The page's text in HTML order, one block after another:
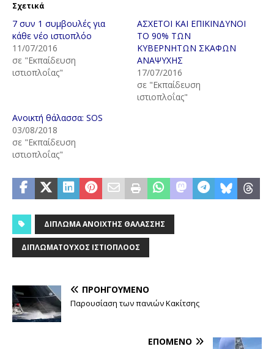
Σχετικά
7 συν 1 συμβουλές για
κάθε νέο ιστιοπλόο
11/07/2016
σε "Εκπαίδευση
ιστιοπλοΐας"
ΑΣΧΕΤΟΙ ΚΑΙ ΕΠΙΚΙΝΔΥΝΟΙ
ΤΟ 90% ΤΩΝ
ΚΥΒΕΡΝΗΤΩΝ ΣΚΑΦΩΝ
ΑΝΑΨΥΧΗΣ
17/07/2016
σε "Εκπαίδευση
ιστιοπλοΐας"
Ανοικτή θάλασσα: SOS
03/08/2018
σε "Εκπαίδευση
ιστιοπλοΐας"
ΔΊΠΛΩΜΑ ΑΝΟΙΧΤΉΣ ΘΑΛΆΣΣΗΣ
ΔΙΠΛΩΜΑΤΟΎΧΟΣ ΙΣΤΙΟΠΛΌΟΣ
ΠΡΟΗΓΟΎΜΕΝΟ
Παρουσίαση των πανιών Κακίτσης
ΕΠΌΜΕΝΟ